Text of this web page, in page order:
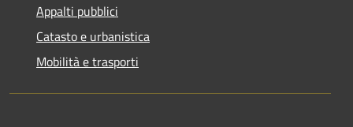
Appalti pubblici
Catasto e urbanistica
Mobilità e trasporti